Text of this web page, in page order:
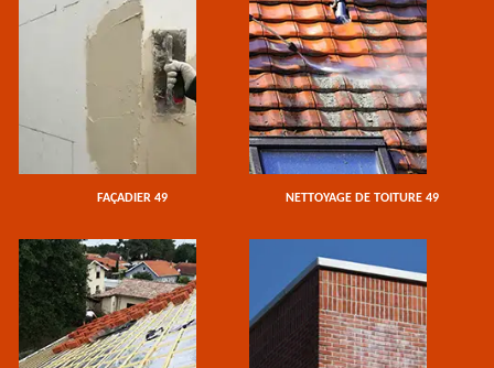
FAÇADIER 49 NETTOYAGE DE TOITURE 49